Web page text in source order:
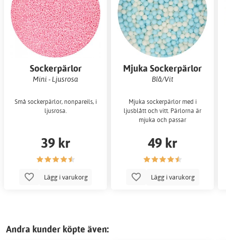
Sockerpärlor
Mini - Ljusrosa
Små sockerpärlor, nonpareils, i
ljusrosa.
39 kr
Lägg i varukorg
Mjuka Sockerpärlor
Blå/Vit
Mjuka sockerpärlor med i
ljusblått och vitt. Pärlorna är
mjuka och passar
49 kr
Lägg i varukorg
Andra kunder köpte även: